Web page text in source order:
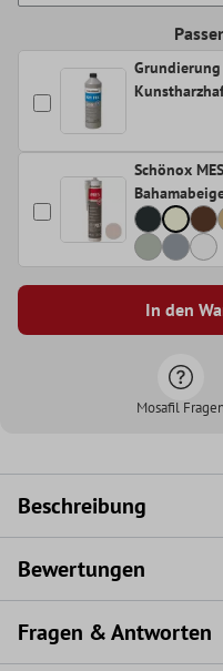
Schönox
In den
Mosafil
Beschreibung
Bewertungen
Fragen & Antworten